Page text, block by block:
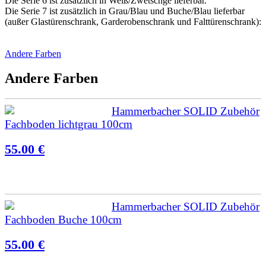
Die Serie 7 ist zusätzlich in Grau/Blau und Buche/Blau lieferbar
(außer Glastürenschrank, Garderobenschrank und Falttürenschrank):
Andere Farben
Andere Farben
Hammerbacher SOLID Zubehör
Fachboden lichtgrau 100cm
55.00 €
Hammerbacher SOLID Zubehör
Fachboden Buche 100cm
55.00 €